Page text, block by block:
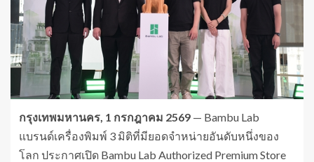
กรุงเทพมหานคร , 1 กรกฎาคม 2569 — Bambu Lab
แบรนด์เครื่องพิมพ์ 3 มิติที่มียอดจำหน่ายอันดับหนึ่งของ
โลก ประกาศเปิด Bambu Lab Authorized Premium Store